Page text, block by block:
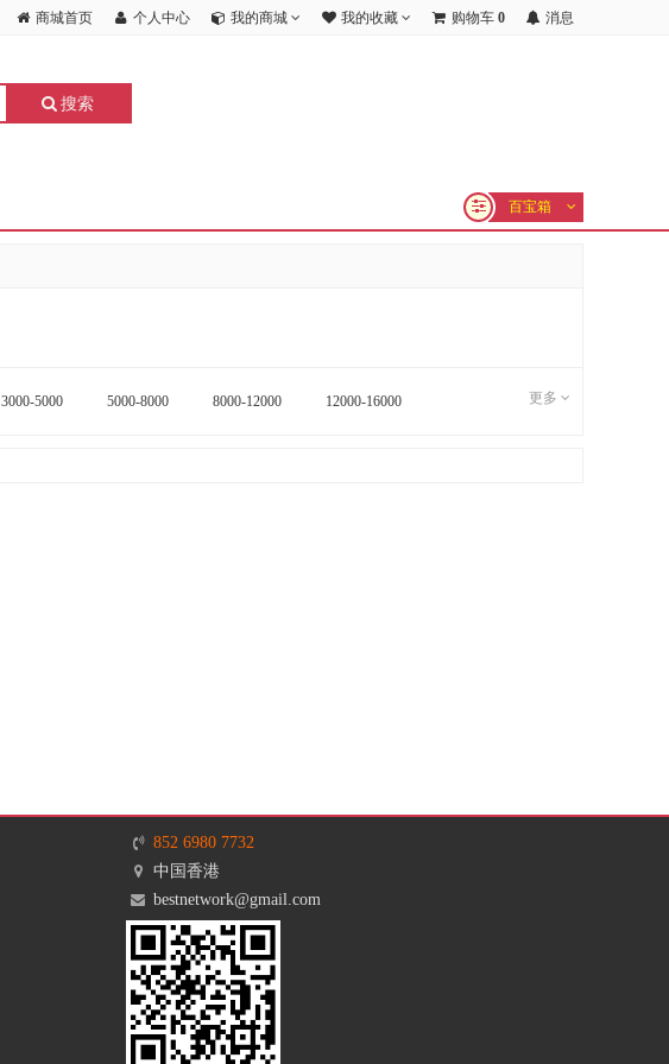
商城首页 个人中心 我的商城 我的收藏 购物车 0 消息
搜索
百宝箱
3000-5000 5000-8000 8000-12000 12000-16000 更多
852 6980 7732
中国香港
bestnetwork@gmail.com